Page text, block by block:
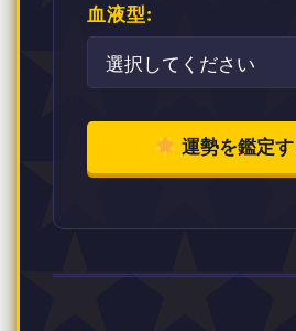
血液型:
運勢を鑑定